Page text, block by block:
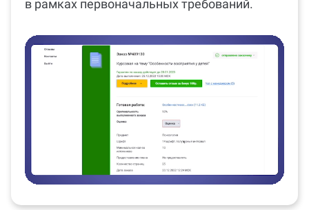
в рамках первоначальных требований.